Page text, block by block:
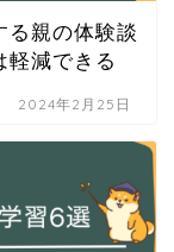
る親の体験談
軽減できる
2024年2月25日